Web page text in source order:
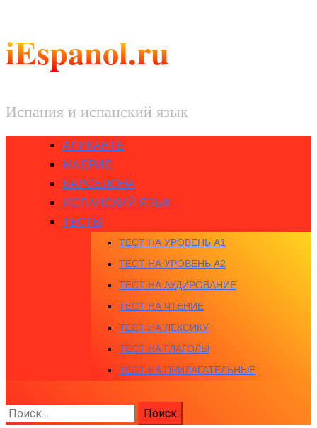
iEspanol.ru
Испания и испанский язык
АЛИКАНТЕ
МАДРИД
БАРСЕЛОНА
ИСПАНСКИЙ ЯЗЫК
ТЕСТЫ
ТЕСТ НА УРОВЕНЬ A1
ТЕСТ НА УРОВЕНЬ A2
ТЕСТ НА АУДИРОВАНИЕ
ТЕСТ НА ЧТЕНИЕ
ТЕСТ НА ЛЕКСИКУ
ТЕСТ НА ГЛАГОЛЫ
ТЕСТ НА ПРИЛАГАТЕЛЬНЫЕ
Найти: